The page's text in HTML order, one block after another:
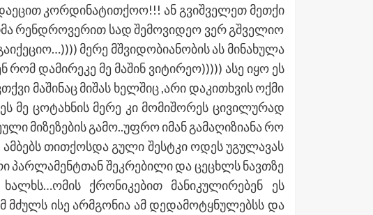
კორდინატითქოო!!! ან გვიშველეთ მეთქი
რენდროვერით სად შემოვიდეო ვერ გშველიო
მერე მშვიდობიანობის ას მინახულა
დამირეკე მე მაშინ ვიტირეო))))) ასე იყო ეს
მაშინაც მიშას ხელშიც ,არი დაკითხვის ოქმი
მე ცოტახნის მერე კი მომიშორეს ცივილურად
მიზეზების გამო..უფრო იმან გამაღიზიანა რო
თითქოსდა გული შესტკი ოდეს უგულავას
პარლამენტთან შეკრებილი და ცეცხლს ნავთზე
ქრონიკებით მანიკულირებენ ეს
მძულს ისე არმგონია ამ დედამოტყნულებსს და